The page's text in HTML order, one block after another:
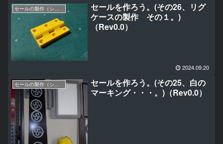
セールの製作（シングルパネル編）
セールを作ろう。(その26、リグ
ケースの製作 その１。)
（Rev0.0）
2024.09.20
セールの製作（シングルパネル編）
セールを作ろう。(その25、白の
マーキング・・・。)（Rev0.0）